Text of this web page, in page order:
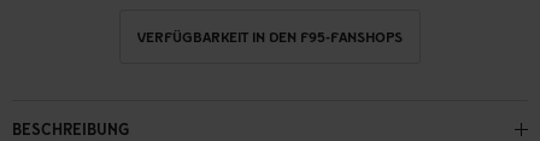
VERFÜGBARKEIT IN DEN F95-FANSHOPS
BESCHREIBUNG